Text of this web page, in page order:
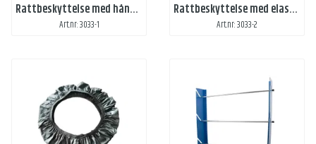
Rattbeskyttelse med håndtak
Art.nr: 3033-1
Rattbeskyttelse med elastisk kant
Art.nr: 3033-2